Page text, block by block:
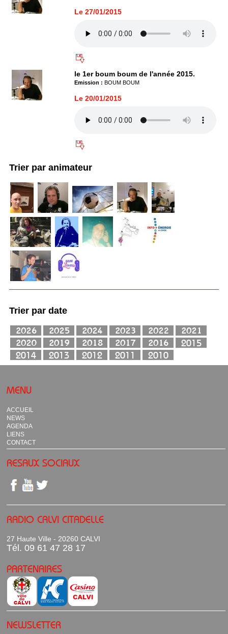
Le 27/01/2015
le 1er boum boum de l'année 2015.
Emission : BOUM BOUM
Le 20/01/2015
Trier par animateur
Trier par date
MENU
ACCUEIL
NEWS
AGENDA
LIENS
CONTACT
RESAUX SOCIAUX
RADIO CALVI CITADELLE
27 Haute Ville - 20260 CALVI
Tél. 09 61 47 28 17
PARTENAIRES
NEWSLETTER